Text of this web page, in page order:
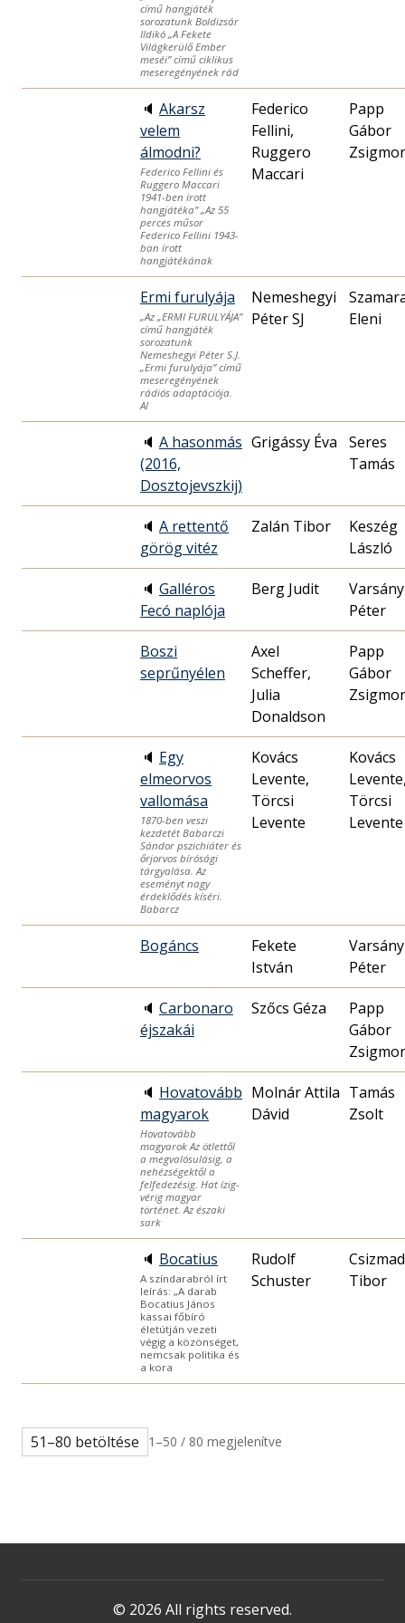
című hangjáték
sorozatunk Boldizsár
Ildikó „A Fekete
Világkerülő Ember
meséi” című ciklikus
meseregényének rád
🔈 Akarsz
velem
álmodni?
Federico Fellini és
Ruggero Maccari
1941-ben írott
hangjátéka” „Az 55
perces műsor
Federico Fellini 1943-
ban írott
hangjátékának
Federico
Fellini,
Ruggero
Maccari
Papp
Gábor
Ermi furulyája
„Az „ERMI FURULYÁJA”
című hangjáték
sorozatunk
Nemeshegyi Péter S.J.
„Ermi furulyája” című
meseregényének
rádiós adaptációja.
Al
Nemeshegyi
Péter SJ
Eleni
🔈 A hasonmás
(2016,
Dosztojevszkij)
Grigássy Éva
Seres
Tamás
🔈 A rettentő
görög vitéz
Zalán Tibor
Keszég
László
🔈 Galléros
Fecó naplója
Berg Judit
Péter
Boszi
seprűnyélen
Axel
Scheffer,
Julia
Donaldson
Papp
Gábor
🔈 Egy
elmeorvos
vallomása
1870-ben veszi
kezdetét Babarczi
Sándor pszichiáter és
őrjorvos bírósági
tárgyalása. Az
eseményt nagy
érdeklődés kíséri.
Babarcz
Kovács
Levente,
Törcsi
Levente
Kovács
Törcsi
Levente
Bogáncs
Fekete
István
Péter
🔈 Carbonaro
éjszakái
Szőcs Géza
Papp
Gábor
🔈 Hovatovább
magyarok
Hovatovább
magyarok Az ötlettől
a megvalósulásig, a
nehézségektől a
felfedezésig. Hat ízig-
vérig magyar
történet. Az északi
sark
Molnár Attila
Dávid
Tamás
Zsolt
🔈 Bocatius
A színdarabról írt
leírás: „A darab
Bocatius János
kassai főbíró
életútján vezeti
végig a közönséget,
nemcsak politika és
a kora
Rudolf
Schuster
Tibor
51–80 betöltése 1–50 / 80 megjelenítve
© 2026 All rights reserved.